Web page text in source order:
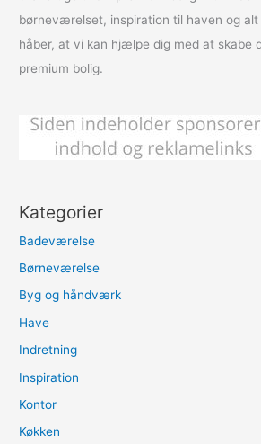
børneværelset, inspiration til haven og alt
håber, at vi kan hjælpe dig med at skabe
premium bolig.
Kategorier
Badeværelse
Børneværelse
Byg og håndværk
Have
Indretning
Inspiration
Kontor
Køkken